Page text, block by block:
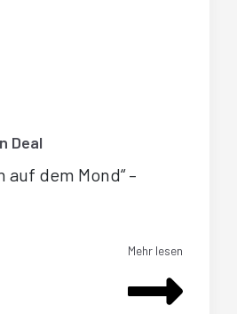
Deal
auf dem Mond“ –
Mehr lesen